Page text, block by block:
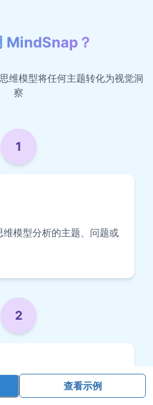
查看示例
MindSnap？
维模型将任何主题转化为视觉洞
察
1
模型分析的主题、问题或
2
选）
型，或让 AI 为您的主题